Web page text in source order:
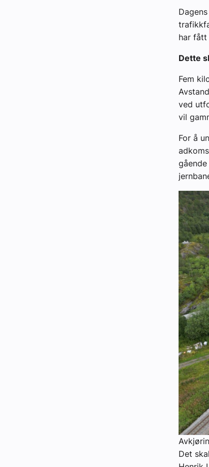
har fått
Dette
Fem
ved
vil
For å
Det